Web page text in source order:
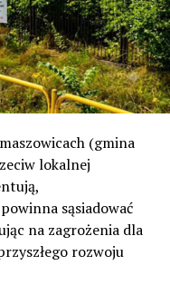
(gmina
lokalnej
sąsiadować
na zagrożenia dla
rozwoju